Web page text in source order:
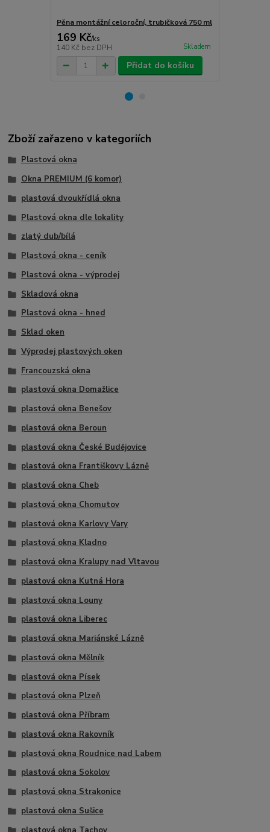
Pěna montážní celoroční, trubičková 750 ml
169 Kč/ks
140 Kč bez DPH Skladem
Přidat do košíku
Zboží zařazeno v kategoriích
Plastová okna
Okna PREMIUM (6 komor)
plastová dvoukřídlá okna
Plastová okna dle lokality
zlatý dub/bílá
Plastová okna - ceník
Plastová okna - výprodej
Skladová okna
Plastová okna - hned
Sklad oken
Výprodej plastových oken
Francouzská okna
plastová okna Domažlice
plastová okna Benešov
plastová okna Beroun
plastová okna České Budějovice
plastová okna Františkovy Lázně
plastová okna Cheb
plastová okna Chomutov
plastová okna Karlovy Vary
plastová okna Kladno
plastová okna Kralupy nad Vltavou
plastová okna Kutná Hora
plastová okna Louny
plastová okna Liberec
plastová okna Mariánské Lázně
plastová okna Mělník
plastová okna Písek
plastová okna Plzeň
plastová okna Příbram
plastová okna Rakovník
plastová okna Roudnice nad Labem
plastová okna Sokolov
plastová okna Strakonice
plastová okna Sušice